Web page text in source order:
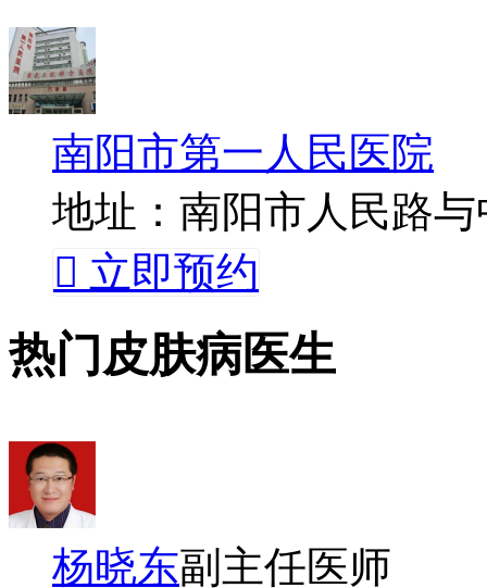
南阳市第一人民医院
地址：南阳市人民路
 立即预约
热门皮肤病医生
杨晓东副主任医师